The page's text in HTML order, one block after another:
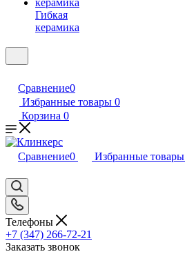
Гибкая
керамика
Сравнение0
Избранные товары 0
Корзина 0
Сравнение0 Избранные товары
Телефоны
+7 (347) 266-72-21
Заказать звонок